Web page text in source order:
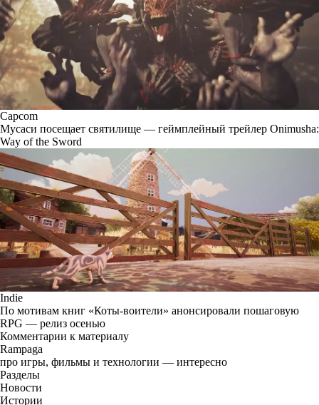
Capcom
Мусаси посещает святилище — геймплейный трейлер Onimusha:
Way of the Sword
Indie
По мотивам книг «Коты-воители» анонсировали пошаговую
RPG — релиз осенью
Комментарии к материалу
Rampaga
про игры, фильмы и технологии — интересно
Разделы
Новости
Истории